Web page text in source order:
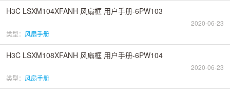
H3C LSXM104XFANH 风扇框 用户手册-6PW103
2020-06-23
类型： 风扇手册
H3C LSXM108XFANH 风扇框 用户手册-6PW104
2020-06-23
类型： 风扇手册